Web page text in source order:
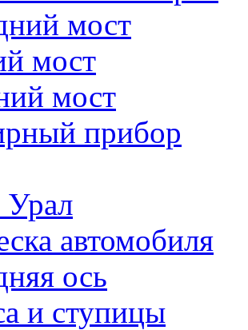
мост
мост
мост
прибор
автомобиля
ось
и ступицы